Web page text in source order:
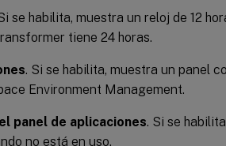
se habilita, muestra un reloj de 12
tiene 24 horas.
. Si se habilita, muestra un panel
Environment Management.
panel de aplicaciones. Si se
no está en uso.